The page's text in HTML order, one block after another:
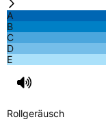
A
B
C
D
E
Rollgeräusch